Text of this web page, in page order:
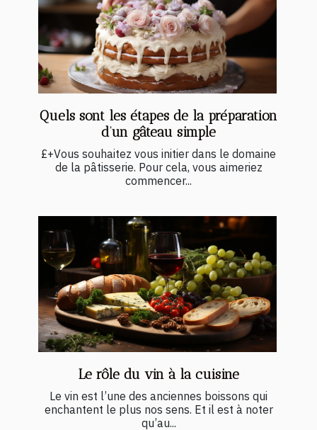
Quels sont les étapes de la préparation
d’un gâteau simple
£+Vous souhaitez vous initier dans le domaine
de la pâtisserie. Pour cela, vous aimeriez
commencer...
Le rôle du vin à la cuisine
Le vin est l’une des anciennes boissons qui
enchantent le plus nos sens. Et il est à noter
qu’au...